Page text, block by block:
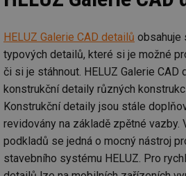
HELUZ Galerie CAD detailů obsahuje
typových detailů, které si je možné
či si je stáhnout. HELUZ Galerie CAD
konstrukční detaily různých
Konstrukční detaily jsou stále
revidovány na základě zpětné vazby.
podkladů se jedná o mocný nástroj
stavebního systému HELUZ. Pro